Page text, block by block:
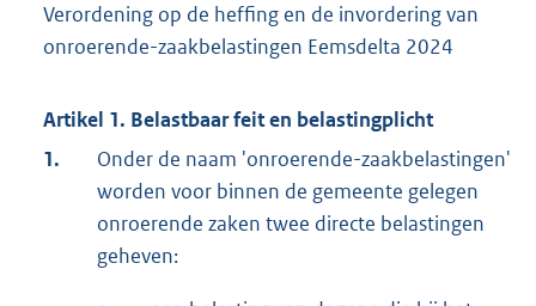
Verordening op de heffing en de invordering van
onroerende-zaakbelastingen Eemsdelta 2024
Artikel 1. Belastbaar feit en belastingplicht
1.
Onder de naam 'onroerende-zaakbelastingen'
worden voor binnen de gemeente gelegen
onroerende zaken twee directe belastingen
geheven: